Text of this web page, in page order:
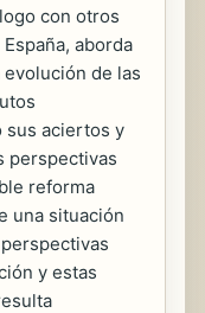
con otros
aborda
de las
sus aciertos y
perspectivas
reforma
una situación
y estas